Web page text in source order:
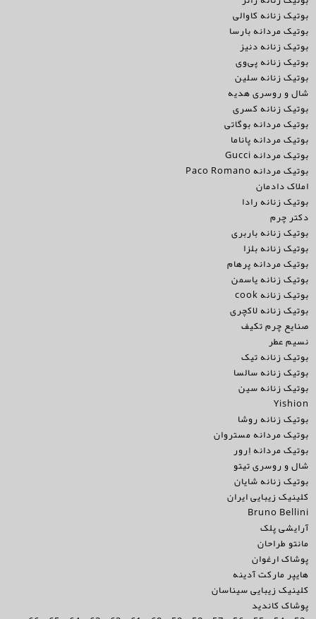
بوتیک زنانه کاوالی
بوتیک مردانه بارسا
بوتیک زنانه دنیز
بوتیک زنانه پی‌وی
بوتیک زنانه سلین
شال و روسری هدیه
بوتیک زنانه کسری
بوتیک مردانه بوگاتی
بوتیک مردانه پاناما
بوتیک مردانه Gucci
بوتیک مردانه Paco Romano
املاک دادمان
بوتیک زنانه رادا
دکتر چرم
بوتیک زنانه باربری
بوتیک زنانه بلزا
بوتیک مردانه پرهام
بوتیک زنانه یاسمن
بوتیک زنانه cook
بوتیک زنانه لاکچری
صنایع چرم تکیف
نسیم عطر
بوتیک زنانه تیک
بوتیک زنانه سالسا
بوتیک زنانه سین
Yishion
بوتیک زنانه روشا
بوتیک مردانه مستروان
بوتیک مردانه اِرور
شال و روسری تیتو
بوتیک زنانه شایان
کلینیک زیبایی ایران
Bruno Bellini
آرایشی پلک
مانتو طراحان
پوشاک ارغوان
هایپر مارکت آدینه
کلینیک زیبایی سیناسان
پوشاک کاندید